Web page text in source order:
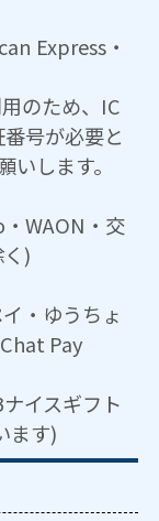
Express・
のため、IC
号が必要と
します。
WAON・交
)
・ゆうちょ
Pay
イスギフト
ます)